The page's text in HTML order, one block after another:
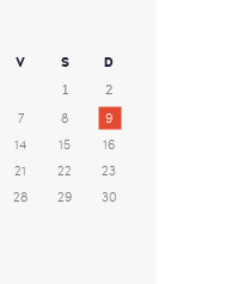
V S
D
1
2
7 8
9
14 15
16
21 22
23
28 29
30